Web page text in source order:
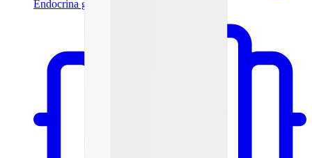
Endocrina general